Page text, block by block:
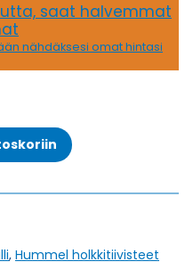
saat halvemmat
nähdäksesi omat hintasi
, Hummel holkkitiivisteet